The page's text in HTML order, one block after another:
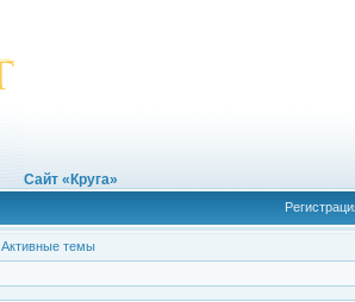
Сайт «Круга»
Активные темы